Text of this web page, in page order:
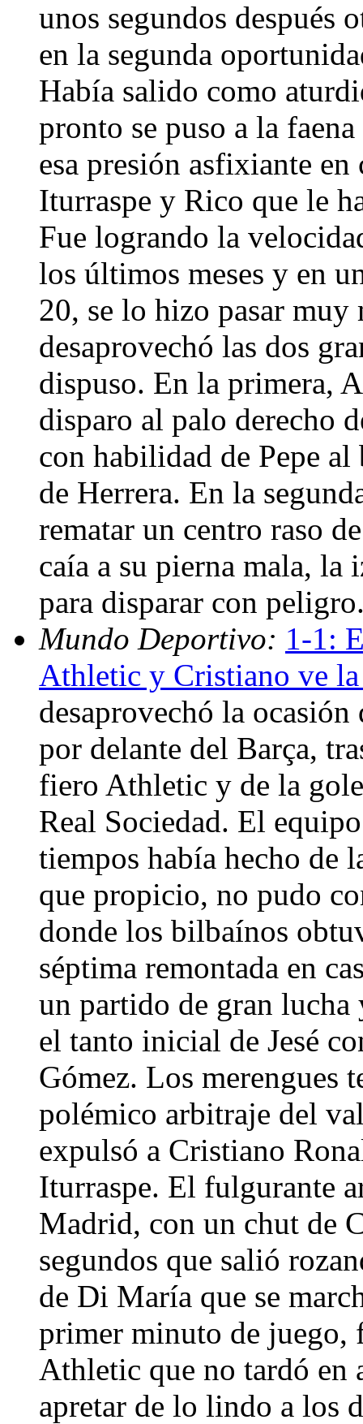
unos segundos después
en la segunda
Había salido como
pronto se puso a la
esa presión asfixiante
Iturraspe y Rico que le
Fue logrando la
los últimos meses y en
20, se lo hizo pasar
desaprovechó las dos
dispuso. En la primera,
disparo al palo derecho
con habilidad de Pepe al
de Herrera. En la
rematar un centro raso
caía a su pierna mala,
para disparar con
Mundo Deportivo: 1-1:
Athletic y Cristiano ve
desaprovechó la
por delante del Barça,
fiero Athletic y de la
Real Sociedad. El
tiempos había hecho de
que propicio, no pudo
donde los bilbaínos
séptima remontada en
un partido de gran
el tanto inicial de Jesé
Gómez. Los merengues
polémico arbitraje del
expulsó a Cristiano
Iturraspe. El fulgurante
Madrid, con un chut de
segundos que salió
de Di María que se
primer minuto de juego,
Athletic que no tardó en
apretar de lo lindo a